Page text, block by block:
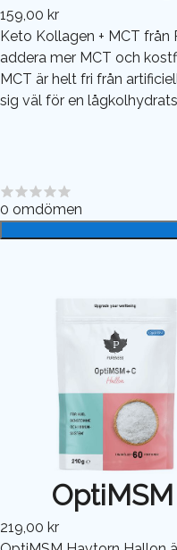
159,00 kr
Keto Kollagen + MCT
addera mer MCT och
MCT är helt fri från
sig väl för en
0 omdömen
219,00 kr